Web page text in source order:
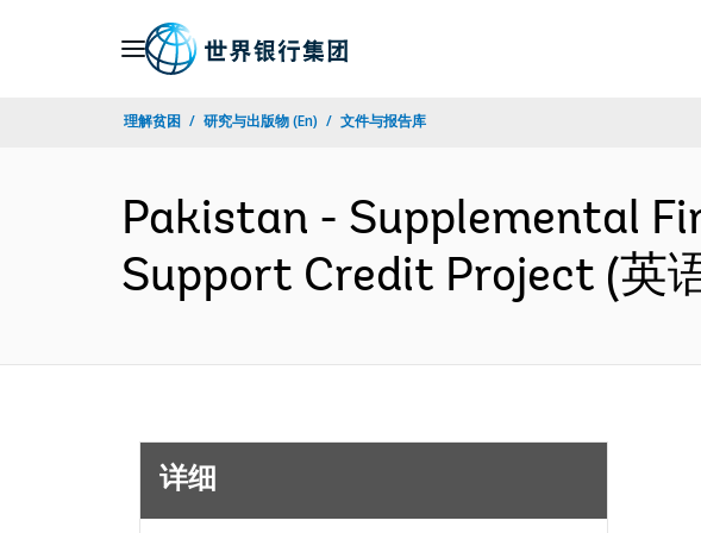
理解贫困 研究与出版物 (En) 文件与报告库
Pakistan - Supplemental
Support Credit Project (英
详细